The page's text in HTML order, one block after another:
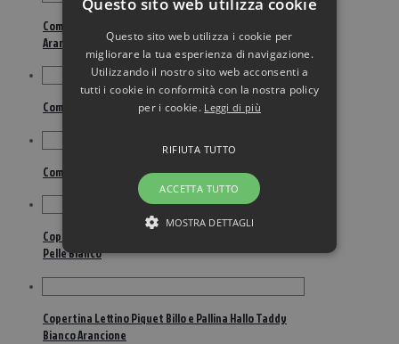
Completo Piumone Billo e Pallina Hallo Taddy Bianco
Arancione
Completo Piumone Billo e Pallina Moon Grigio
Completo Piumone Billo e Pallina Moon Tortora
Copertina Lettino Piquet Billo e Pallina Family Bear
Pelle Bianco
Copertina Lettino Piquet Billo e Pallina Hallo Taddy
Bianco Arancione
Questo sito web utilizza i cookie per
migliorare la tua esperienza di navigazione.
Utilizzando il nostro sito web acconsenti a
tutti i cookie in conformità con la nostra policy
per i cookie. Leggi di più
ACCETTA TUTTO
RIFIUTA TUTTO
MOSTRA DETTAGLI